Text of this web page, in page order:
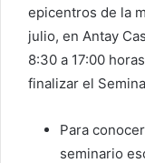
epicentros de la
julio, en Antay
8:30 a 17:00
finalizar el
Para
seminario